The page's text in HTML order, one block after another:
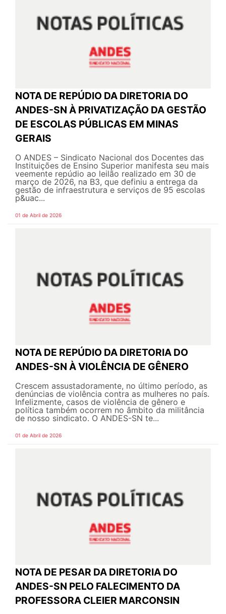
NOTA DE REPÚDIO DA DIRETORIA DO
ANDES-SN À PRIVATIZAÇÃO DA GESTÃO
DE ESCOLAS PÚBLICAS EM MINAS
GERAIS
O ANDES – Sindicato Nacional dos Docentes das
Instituições de Ensino Superior manifesta seu mais
veemente repúdio ao leilão realizado em 30 de
março de 2026, na B3, que definiu a entrega da
gestão de infraestrutura e serviços de 95 escolas
p&uac...
01 de Abril de 2026
NOTA DE REPÚDIO DA DIRETORIA DO
ANDES-SN À VIOLÊNCIA DE GÊNERO
Crescem assustadoramente, no último período, as
denúncias de violência contra as mulheres no país.
Infelizmente, casos de violência de gênero e
política também ocorrem no âmbito da militância
de nosso sindicato. O ANDES-SN te...
01 de Abril de 2026
NOTA DE PESAR DA DIRETORIA DO
ANDES-SN PELO FALECIMENTO DA
PROFESSORA CLEIER MARCONSIN